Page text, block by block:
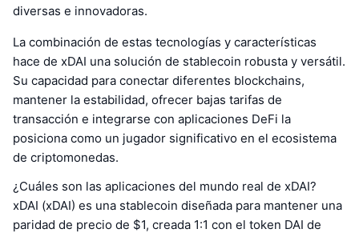
diversas e innovadoras.
La combinación de estas tecnologías y características
hace de xDAI una solución de stablecoin robusta y versátil.
Su capacidad para conectar diferentes blockchains,
mantener la estabilidad, ofrecer bajas tarifas de
transacción e integrarse con aplicaciones DeFi la
posiciona como un jugador significativo en el ecosistema
de criptomonedas.
¿Cuáles son las aplicaciones del mundo real de xDAI?
xDAI (xDAI) es una stablecoin diseñada para mantener una
paridad de precio de $1, creada 1:1 con el token DAI de